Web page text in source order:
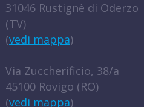
31046 Rustignè di Oderzo
(TV)
(vedi mappa)
Via Zuccherificio, 38/a
45100 Rovigo (RO)
(vedi mappa)